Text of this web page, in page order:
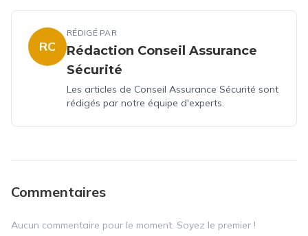
RC
RÉDIGÉ PAR
Rédaction Conseil Assurance
Sécurité
Les articles de Conseil Assurance Sécurité sont
rédigés par notre équipe d'experts.
Commentaires
Aucun commentaire pour le moment. Soyez le premier !